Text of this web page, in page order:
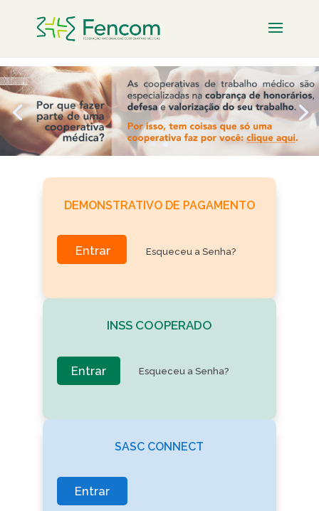
DEMONSTRATIVO DE PAGAMENTO
Entrar Esqueceu a Senha?
INSS COOPERADO
Entrar Esqueceu a Senha?
SASC CONNECT
Entrar